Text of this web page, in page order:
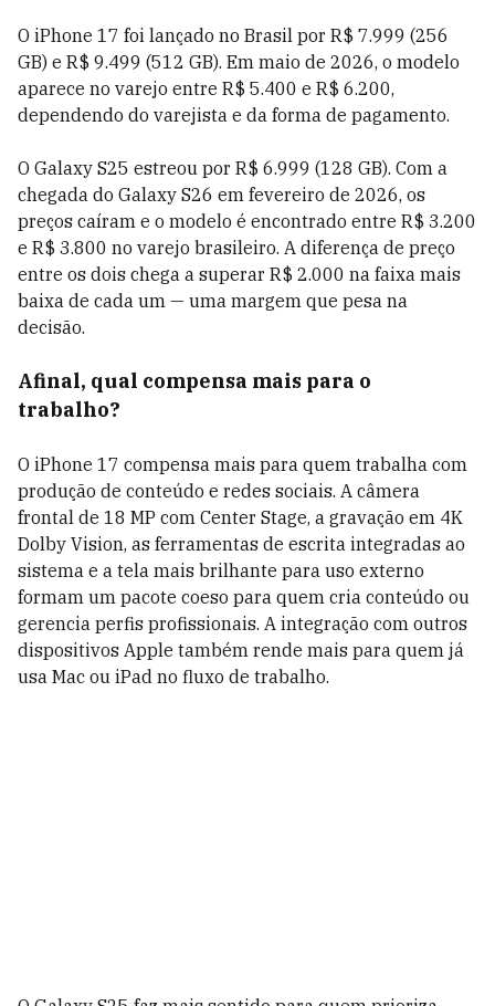
O iPhone 17 foi lançado no Brasil por R$ 7.999 (256
GB) e R$ 9.499 (512 GB). Em maio de 2026, o modelo
aparece no varejo entre R$ 5.400 e R$ 6.200,
dependendo do varejista e da forma de pagamento.
O Galaxy S25 estreou por R$ 6.999 (128 GB). Com a
chegada do Galaxy S26 em fevereiro de 2026, os
preços caíram e o modelo é encontrado entre R$ 3.200
e R$ 3.800 no varejo brasileiro. A diferença de preço
entre os dois chega a superar R$ 2.000 na faixa mais
baixa de cada um — uma margem que pesa na
decisão.
Afinal, qual compensa mais para o
trabalho?
O iPhone 17 compensa mais para quem trabalha com
produção de conteúdo e redes sociais. A câmera
frontal de 18 MP com Center Stage, a gravação em 4K
Dolby Vision, as ferramentas de escrita integradas ao
sistema e a tela mais brilhante para uso externo
formam um pacote coeso para quem cria conteúdo ou
gerencia perfis profissionais. A integração com outros
dispositivos Apple também rende mais para quem já
usa Mac ou iPad no fluxo de trabalho.